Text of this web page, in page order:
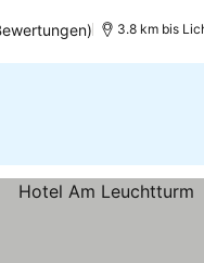
3.8 km bis